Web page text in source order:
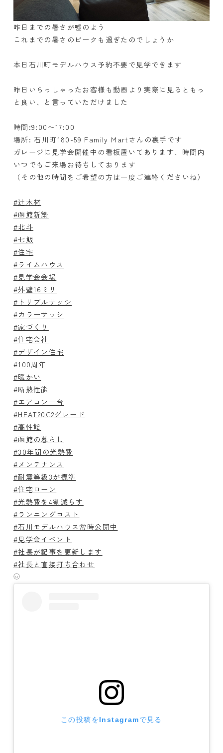
昨日までの暑さが嘘のよう
これまでの暑さのピークも過ぎたのでしょうか
本日石川町モデルハウス予約不要で見学できます
昨日いらっしゃったお客様も動画より実際に見るともっ
と良い、と言っていただけました
時間:9:00〜17:00
場所: 石川町180-59 Family Martさんの裏手です
ガレージに見学会開催中の看板置いてあります、時間内
いつでもご来場お待ちしております
（その他の時間をご希望の方は一度ご連絡くださいね）
#辻木材
#函館新築
#北斗
#七飯
#住宅
#ライムハウス
#見学会会場
#外壁16ミリ
#トリプルサッシ
#カラーサッシ
#家づくり
#住宅会社
#デザイン住宅
#100周年
#暖かい
#断熱性能
#エアコン一台
#HEAT20G2グレード
#高性能
#函館の暮らし
#30年間の光熱費
#メンテナンス
#耐震等級3が標準
#住宅ローン
#光熱費を4割減らす
#ランニングコスト
#石川モデルハウス常時公開中
#見学会イベント
#社長が記事を更新します
#社長と直接打ち合わせ
この投稿をInstagramで見る